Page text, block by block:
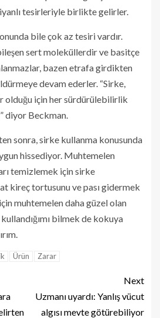
tesirleriyle birlikte gelirler.
bile çok az tesiri vardır.
sert moleküllerdir ve basitçe
bazen etrafa girdikten
devam ederler. “Sirke,
olduğu için her sürdürülebilirlik
diyor Beckman.
sonra, sirke kullanma konusunda
hissediyor. Muhtemelen
temizlemek için sirke
kireç tortusunu ve pası gidermek
muhtemelen daha güzel olan
bilmek de kokuya
Ürün Zarar
Next
Uzmanı uyardı: Yanlış vücut
algısı mevte götürebiliyor